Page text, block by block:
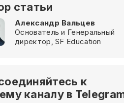
статьи
Александр Вальцев
Основатель и Генеральный
директор, SF Education
к
каналу в